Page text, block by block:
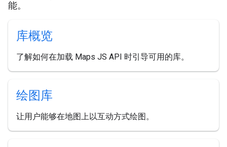
能。
库概览
了解如何在加载 Maps JS API 时引导可用的库。
绘图库
让用户能够在地图上以互动方式绘图。